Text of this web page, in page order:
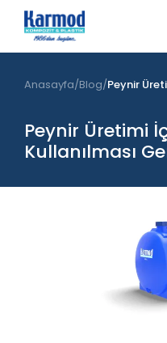
Anasayfa Blog Peynir
Peynir Üretimi
Kullanılması